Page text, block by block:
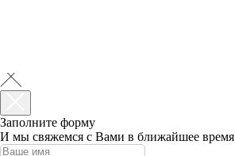
Заполните форму
И мы свяжемся с Вами в ближайшее время